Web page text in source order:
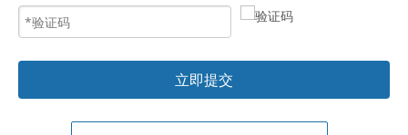
立即提交